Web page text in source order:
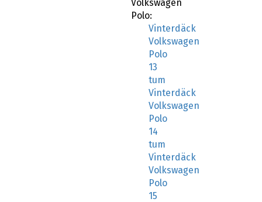
Volkswagen
Polo:
Vinterdäck
Volkswagen
Polo
13
tum
Vinterdäck
Volkswagen
Polo
14
tum
Vinterdäck
Volkswagen
Polo
15